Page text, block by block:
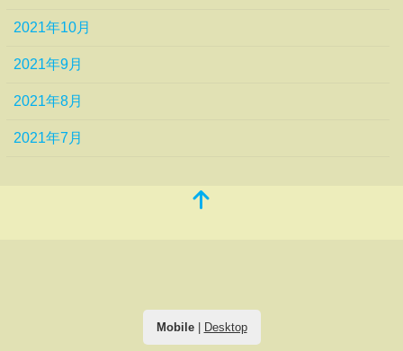
2021年10月
2021年9月
2021年8月
2021年7月
Mobile| Desktop